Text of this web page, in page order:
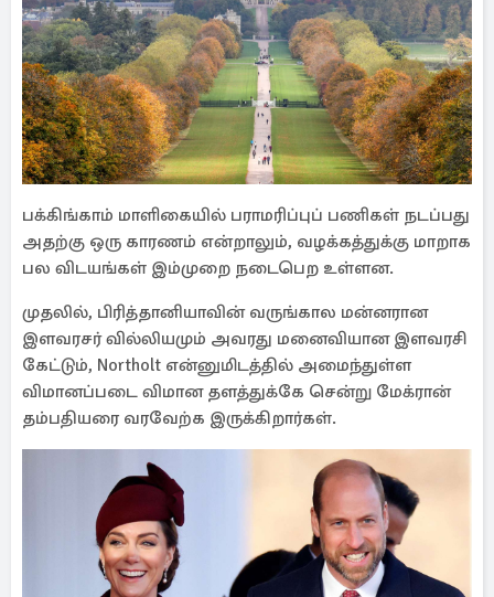
பக்கிங்காம் மாளிகையில் பராமரிப்புப் பணிகள் நடப்பது
அதற்கு ஒரு காரணம் என்றாலும், வழக்கத்துக்கு மாறாக
பல விடயங்கள் இம்முறை நடைபெற உள்ளன.
முதலில், பிரித்தானியாவின் வருங்கால மன்னரான
இளவரசர் வில்லியமும் அவரது மனைவியான இளவரசி
கேட்டும், Northolt என்னுமிடத்தில் அமைந்துள்ள
விமானப்படை விமான தளத்துக்கே சென்று மேக்ரான்
தம்பதியரை வரவேற்க இருக்கிறார்கள்.